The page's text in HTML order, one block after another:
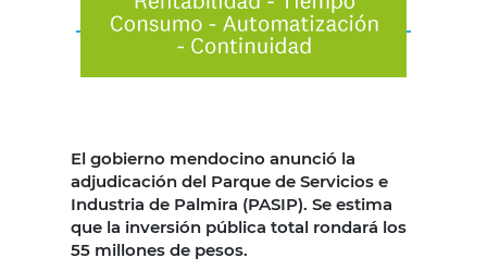
El gobierno mendocino anunció la
adjudicación del Parque de Servicios e
Industria de Palmira (PASIP). Se estima
que la inversión pública total rondará los
55 millones de pesos.